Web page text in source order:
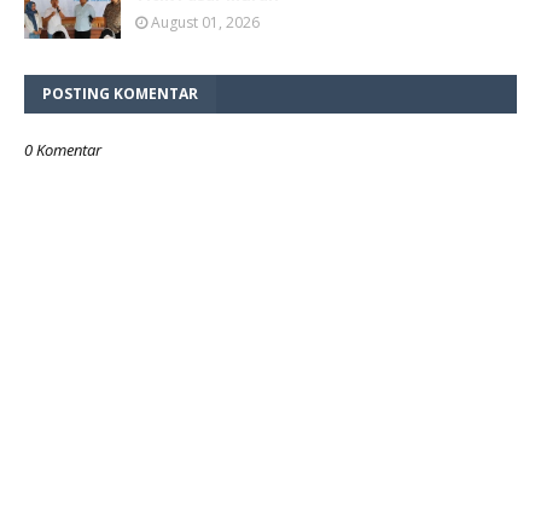
August 01, 2026
POSTING KOMENTAR
0 Komentar